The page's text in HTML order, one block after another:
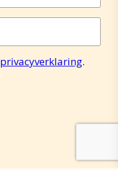
privacyverklaring.